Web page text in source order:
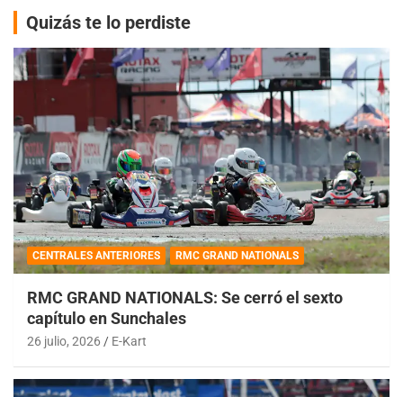
Quizás te lo perdiste
CENTRALES ANTERIORES RMC GRAND NATIONALS
RMC GRAND NATIONALS: Se cerró el sexto
capítulo en Sunchales
26 julio, 2026 E-Kart